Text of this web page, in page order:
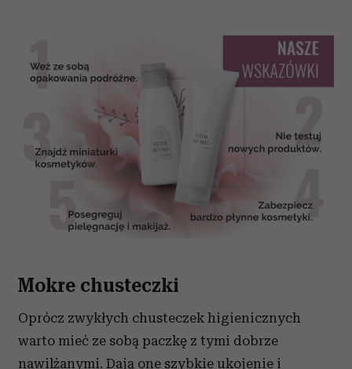
Mokre chusteczki
Oprócz zwykłych chusteczek higienicznych
warto mieć ze sobą paczkę z tymi dobrze
nawilżanymi. Dają one szybkie ukojenie i